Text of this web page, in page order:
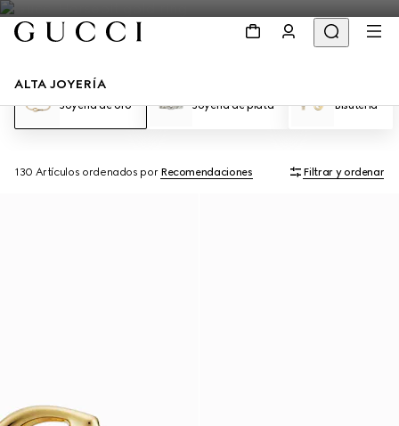
ALTA JOYERÍA
Joyería de oro Joyería de plata Bisutería
130 Artículos ordenados por Recomendaciones Filtrar y ordenar